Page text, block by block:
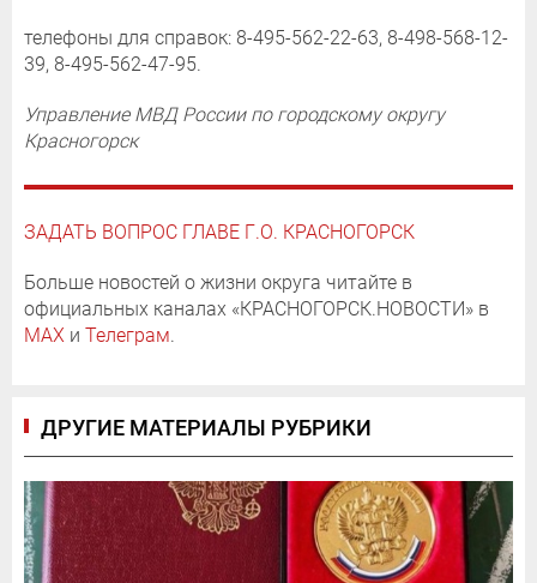
телефоны для справок: 8-495-562-22-63, 8-498-568-12-
39, 8-495-562-47-95.
Управление МВД России по городскому округу
Красногорск
ЗАДАТЬ ВОПРОС ГЛАВЕ Г.О. КРАСНОГОРСК
Больше новостей о жизни округа читайте в
официальных каналах «КРАСНОГОРСК.НОВОСТИ» в
MAX и Телеграм.
ДРУГИЕ МАТЕРИАЛЫ РУБРИКИ